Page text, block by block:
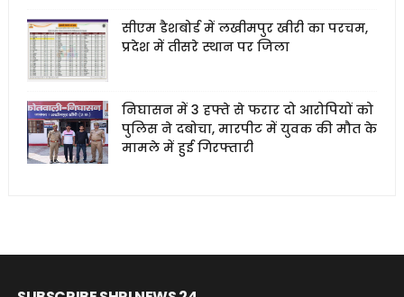
सीएम डैशबोर्ड में लखीमपुर खीरी का परचम,
प्रदेश में तीसरे स्थान पर जिला
निघासन में 3 हफ्ते से फरार दो आरोपियों को
पुलिस ने दबोचा, मारपीट में युवक की मौत के
मामले में हुई गिरफ्तारी